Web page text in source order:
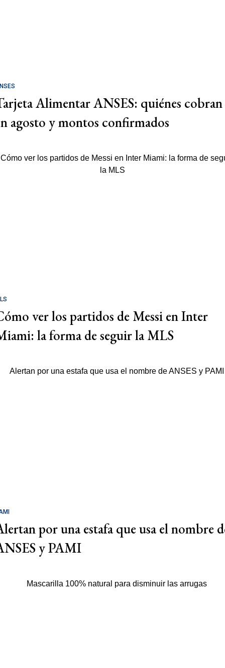
Alimentar ANSES: quiénes cobran
agosto y montos confirmados
ver los partidos de Messi en Inter
la forma de seguir la MLS
por una estafa que usa el nombre
y PAMI